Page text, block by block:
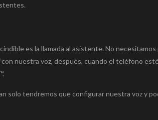
es la llamada al asistente. No
con nuestra voz, después, cuando el teléfono
solo tendremos que configurar nuestra voz y